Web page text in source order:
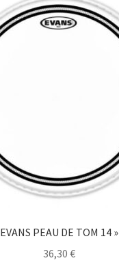
EVANS PEAU DE TOM 14 »
36,30 €